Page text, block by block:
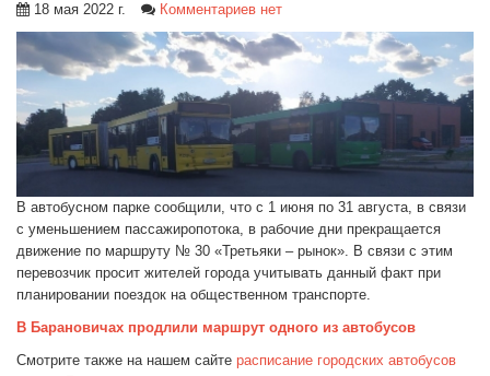
18 мая 2022 г. Комментариев нет
В автобусном парке сообщили, что с 1 июня по 31 августа, в связи
с уменьшением пассажиропотока, в рабочие дни прекращается
движение по маршруту № 30 «Третьяки – рынок». В связи с этим
перевозчик просит жителей города учитывать данный факт при
планировании поездок на общественном транспорте.
В Барановичах продлили маршрут одного из автобусов
Смотрите также на нашем сайте расписание городских автобусов